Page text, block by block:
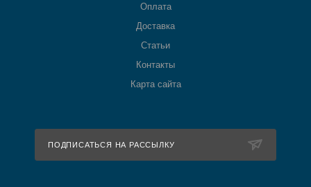
Оплата
Доставка
Статьи
Контакты
Карта сайта
ПОДПИСАТЬСЯ НА РАССЫЛКУ